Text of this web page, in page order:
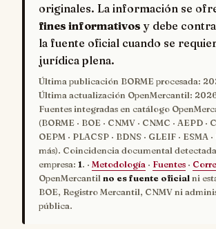
originales. La información se
fines informativos y debe
la fuente oficial cuando se
jurídica plena.
Última publicación BORME procesada:
Última actualización OpenMercantil:
Fuentes integradas en catálogo
(BORME · BOE · CNMV · CNMC · AEPD ·
OEPM · PLACSP · BDNS · GLEIF · ESMA
más). Coincidencia documental detectada
empresa: 1. · Metodología · Fuentes ·
OpenMercantil no es fuente oficial ni
BOE, Registro Mercantil, CNMV ni
pública.